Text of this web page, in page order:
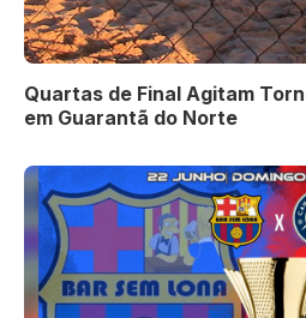
Quartas de Final Agitam
em Guarantã do Norte